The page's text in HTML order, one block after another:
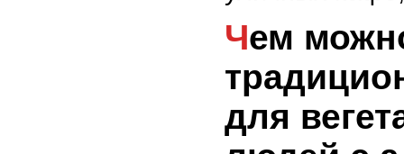
Чем можно заменить
для